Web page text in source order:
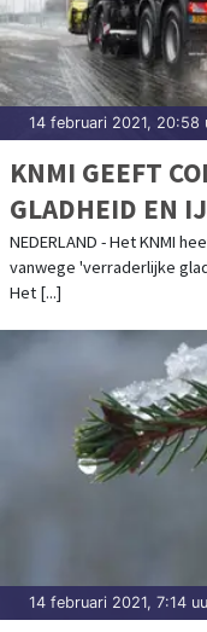
14 februari 2021, 20:58
KNMI GEEFT
GLADHEID EN
OCHTEND
NEDERLAND - Het KNMI
vanwege 'verraderlijke
Het [...]
14 februari 2021, 7:14